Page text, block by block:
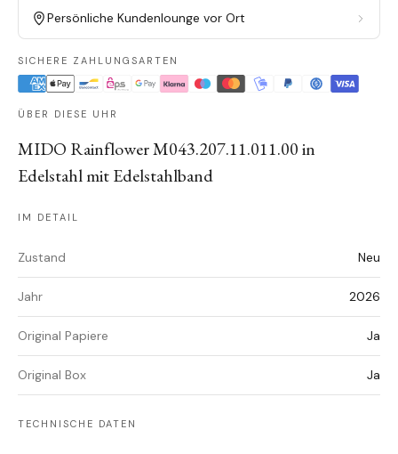
Persönliche Kundenlounge vor Ort
SICHERE ZAHLUNGSARTEN
ÜBER DIESE UHR
MIDO Rainflower M043.207.11.011.00 in
Edelstahl mit Edelstahlband
IM DETAIL
Zustand Neu
Jahr 2026
Original Papiere Ja
Original Box Ja
TECHNISCHE DATEN